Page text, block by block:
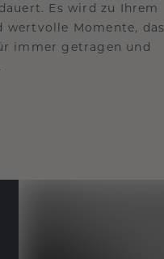
Es wird zu Ihrem
wertvolle Momente, das
immer getragen und